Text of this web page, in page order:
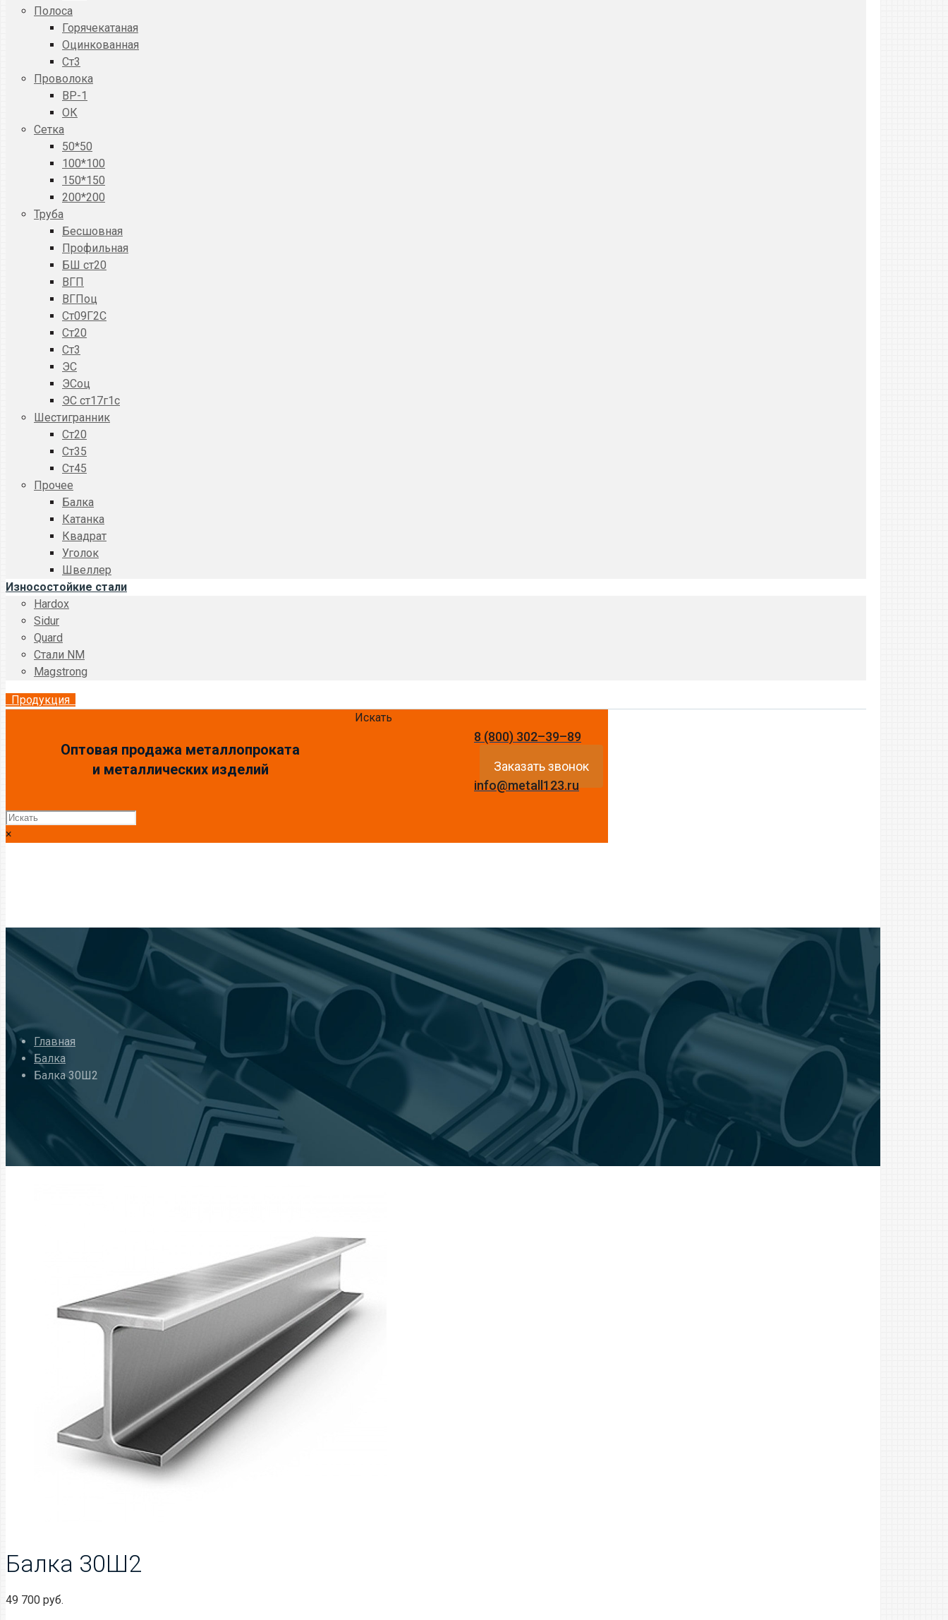
Полоса
Горячекатаная
Оцинкованная
Ст3
Проволока
ВР-1
ОК
Сетка
50*50
100*100
150*150
200*200
Труба
Бесшовная
Профильная
БШ ст20
ВГП
ВГПоц
Ст09Г2С
Ст20
Ст3
ЭС
ЭСоц
ЭС ст17г1с
Шестигранник
Ст20
Ст35
Ст45
Прочее
Балка
Катанка
Квадрат
Уголок
Швеллер
Износостойкие стали
Hardox
Sidur
Quard
Стали NM
Magstrong
Продукция
Оптовая продажа металлопроката
и металлических изделий
8 (800) 302–39–89
Заказать звонок
info@metall123.ru
Искать
×
Главная
Балка
Балка 30Ш2
Балка 30Ш2
49 700 руб.